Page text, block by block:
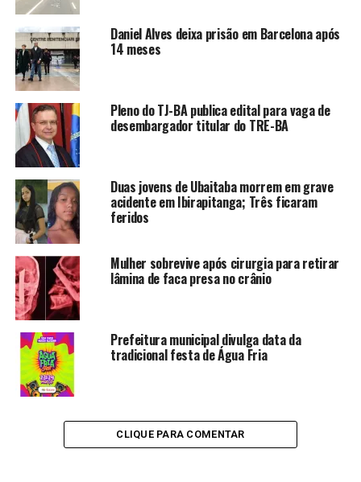
Daniel Alves deixa prisão em Barcelona após
14 meses
Pleno do TJ-BA publica edital para vaga de
desembargador titular do TRE-BA
Duas jovens de Ubaitaba morrem em grave
acidente em Ibirapitanga; Três ficaram
feridos
Mulher sobrevive após cirurgia para retirar
lâmina de faca presa no crânio
Prefeitura municipal divulga data da
tradicional festa de Água Fria
CLIQUE PARA COMENTAR